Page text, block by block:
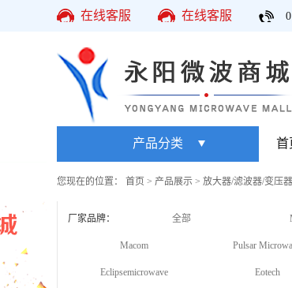
在线客服 在线客服
产品分类 首
您现在的位置： 首页 > 产品展示 > 放大器/滤波器/变压
厂家品牌： 全部
Macom Pulsar
Eclipsemicrowave Eotech